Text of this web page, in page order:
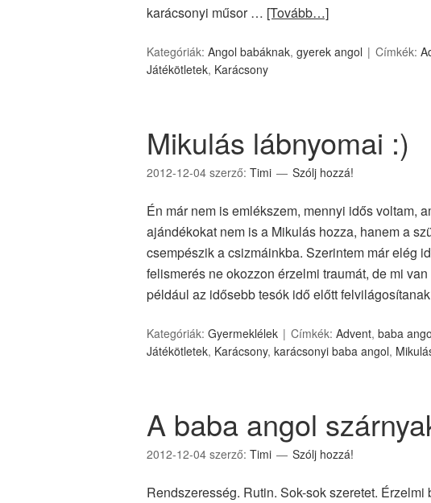
karácsonyi műsor … [Tovább…]
Kategóriák: Angol babáknak, gyerek angol Címkék:
Játékötletek, Karácsony
Mikulás lábnyomai :)
2012-12-04 szerző: Timi Szólj hozzá!
Én már nem is emlékszem, mennyi idős voltam,
ajándékokat nem is a Mikulás hozza, hanem a
csempészik a csizmáinkba. Szerintem már elég
felismerés ne okozzon érzelmi traumát, de mi
például az idősebb tesók idő előtt
Kategóriák: Gyermeklélek Címkék: Advent, baba
Játékötletek, Karácsony, karácsonyi baba angol,
A baba angol
2012-12-04 szerző: Timi Szólj hozzá!
Rendszeresség. Rutin. Sok-sok szeretet.